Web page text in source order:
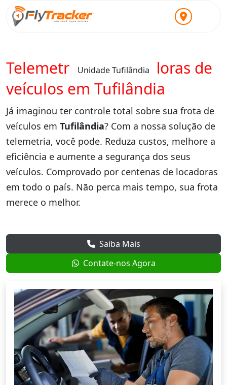
Unidade Tufilândia
Telemetria para locadoras de
veículos em Tufilândia
Já imaginou ter controle total sobre sua frota de
veículos em Tufilândia? Com a nossa solução de
telemetria, você pode. Reduza custos, melhore a
eficiência e aumente a segurança dos seus
veículos. Comprovado por centenas de locadoras
em todo o país. Não perca mais tempo, sua frota
merece o melhor.
Saiba Mais
Contate-nos Agora